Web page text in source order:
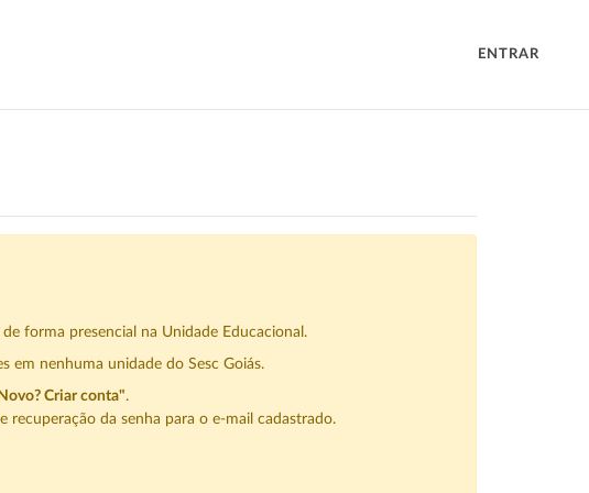
ENTRAR
forma presencial na Unidade Educacional.
em nenhuma unidade do Sesc Goiás.
Criar conta".
recuperação da senha para o e-mail cadastrado.